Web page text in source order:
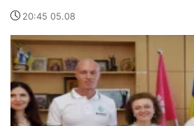
20:45 05.08